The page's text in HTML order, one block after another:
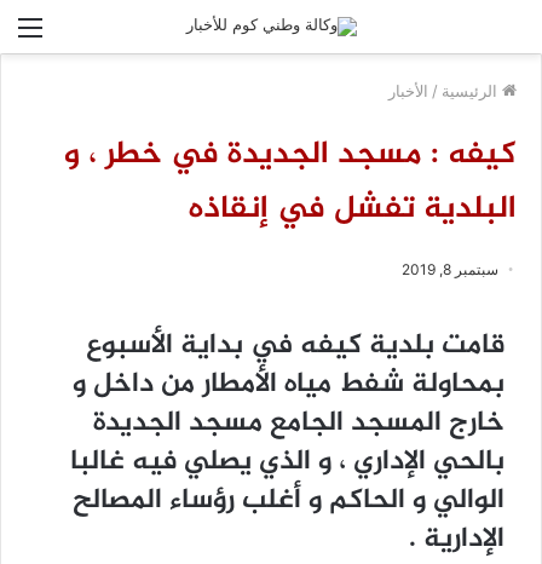
الرئيسية / الأخبار
كيفه : مسجد الجديدة في خطر ، و
البلدية تفشل في إنقاذه
سبتمبر 8, 2019
قامت بلدية كيفه في بداية الأسبوع
بمحاولة شفط مياه الأمطار من داخل و
خارج المسجد الجامع مسجد الجديدة
بالحي الإداري ، و الذي يصلي فيه غالبا
الوالي و الحاكم و أغلب رؤساء المصالح
الإدارية .